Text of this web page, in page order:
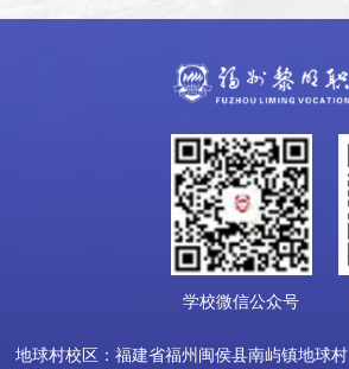
学校微信公众号
地球村校区：福建省福州闽侯县南屿镇地球村